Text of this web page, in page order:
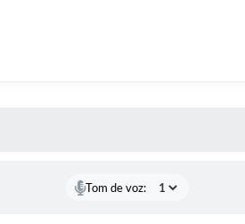
Tom de voz: